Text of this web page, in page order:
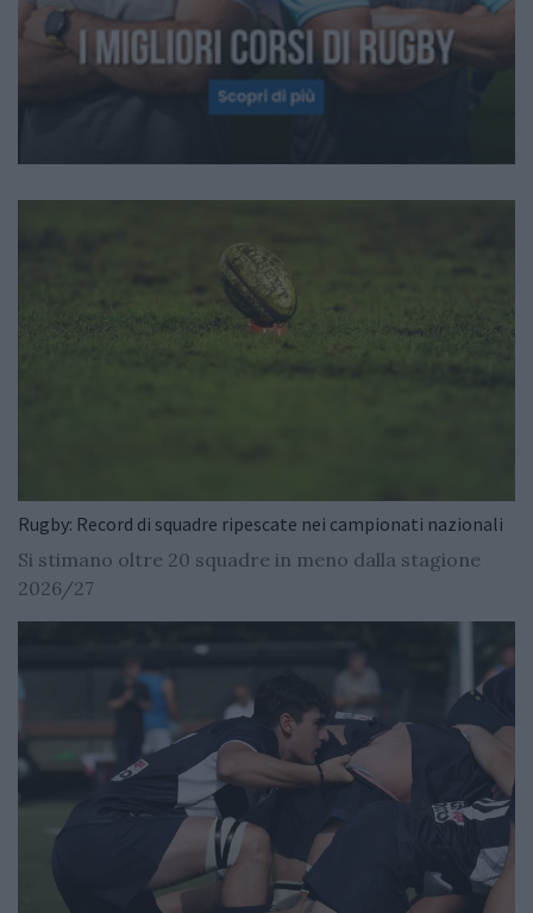
Rugby: Record di squadre ripescate nei campionati nazionali
Si stimano oltre 20 squadre in meno dalla stagione
2026/27